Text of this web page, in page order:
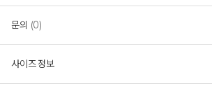
문의 (0)
사이즈 정보